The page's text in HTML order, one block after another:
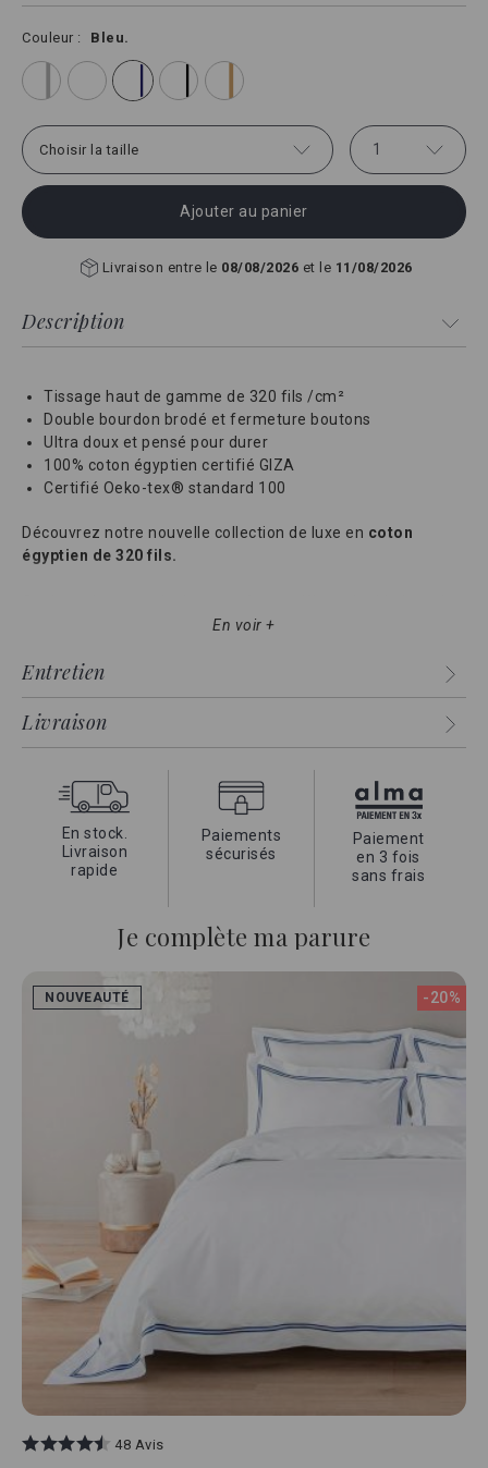
Couleur Bleu.
Choisir la taille 1
Ajouter au panier
Livraison entre le 08/08/2026 et le 11/08/2026
Description
Tissage haut de gamme de 320 fils /cm²
Double bourdon brodé et fermeture boutons
Ultra doux et pensé pour durer
100% coton égyptien certifié GIZA
Certifié Oeko-tex® standard 100
Découvrez notre nouvelle collection de luxe en coton
égyptien de 320 fils.
couleur brodé avec précison dans nos ateliers, vous offre le
parmi nos différentes gammes, allie
épaisseur, résistance
La garantie d'un linge de qualité grace à son coton égyptien
exceptionnel, la douceur du satin et son tissage unique
très serré.
En voir +
Entretien
Livraison
En stock.
Livraison
rapide
Paiements
sécurisés
Paiement
en 3 fois
sans frais
Je complète ma parure
NOUVEAUTÉ -20%
48 Avis